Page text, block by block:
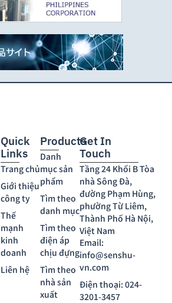
Products
Danh
mục sản
phẩm
Tìm theo
danh mục
Tìm theo
điện áp
chịu đựng
Tìm theo
nhà sản
xuất
Quick
Links
Trang chủ
Giới thiệu
công ty
Thế
mạnh
kinh
doanh
Liên hệ
Get In
Touch
Tầng 24 Khối B Tòa
nhà Sông Đà,
đường Phạm Hùng,
phường Từ Liêm,
Thành Phố Hà Nội,
Việt Nam
Email:
info@senshu-
vn.com
Điện thoại: 024-
3201-3457